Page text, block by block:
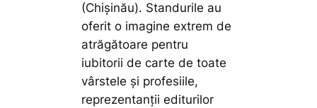
(Chișinău). Standurile au
oferit o imagine extrem de
atrăgătoare pentru
iubitorii de carte de toate
vârstele și profesiile,
reprezentanții editurilor